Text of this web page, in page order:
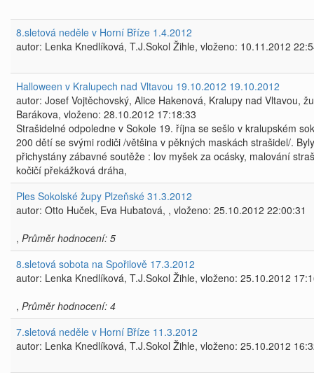
8.sletová neděle v Horní Bříze 1.4.2012
autor: Lenka Knedlíková, T.J.Sokol Žihle, vloženo: 10.11.2012
Halloween v Kralupech nad Vltavou 19.10.2012 19.10.2012
autor: Josef Vojtěchovský, Alice Hakenová, Kralupy nad Vltavou,
Barákova, vloženo: 28.10.2012 17:18:33
Strašidelné odpoledne v Sokole 19. října se sešlo v kralupském
200 dětí se svými rodiči /většina v pěkných maskách strašidel/.
přichystány zábavné soutěže : lov myšek za ocásky, malování
kočičí překážková dráha,
Ples Sokolské župy Plzeňské 31.3.2012
autor: Otto Huček, Eva Hubatová, , vloženo: 25.10.2012 22:00:31
, Průměr hodnocení: 5
8.sletová sobota na Spořilově 17.3.2012
autor: Lenka Knedlíková, T.J.Sokol Žihle, vloženo: 25.10.2012
, Průměr hodnocení: 4
7.sletová neděle v Horní Bříze 11.3.2012
autor: Lenka Knedlíková, T.J.Sokol Žihle, vloženo: 25.10.2012